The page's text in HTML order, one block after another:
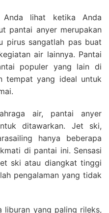
lihat ketika Anda
pantai anyer merupakan
pirus sangatlah pas buat
air lainnya. Pantai
populer yang lain di
tempat yang ideal untuk
air, pantai anyer
ditawarkan. Jet ski,
hanya beberapa
di pantai ini. Sensasi
ski atau diangkat tinggi
pengalaman yang tidak
liburan yang paling rileks,